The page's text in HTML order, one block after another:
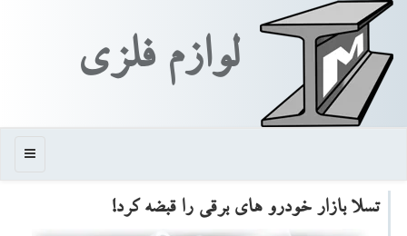
لوازم فلزی
منو
تسلا بازار خودرو های برقی را قبضه كرد!